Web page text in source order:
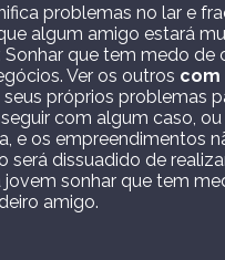
problemas no lar e
algum amigo estará
que tem medo de
Ver os outros com
próprios problemas
com algum caso,
e os empreendimentos
será dissuadido de
sonhar que tem
amigo.